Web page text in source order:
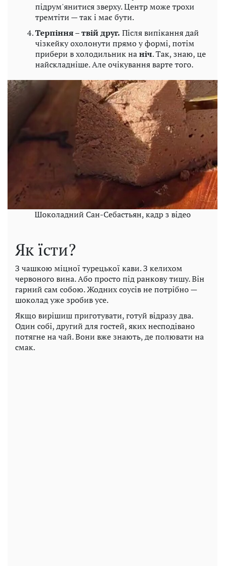
підрум'янитися зверху. Центр може трохи
тремтіти — так і має бути.
Терпіння – твій друг. Після випікання дай
чізкейку охолонути прямо у формі, потім
прибери в холодильник наніч. Так, знаю, це
найскладніше. Але очікування варте того.
Шоколадний Сан-Себастьян, кадр з відео
Як їсти?
З чашкою міцної турецької кави. З келихом
червоного вина. Або просто під ранкову тишу. Він
гарний сам собою. Жодних соусів не потрібно —
шоколад уже зробив усе.
Якщо вирішиш приготувати, готуй відразу два.
Один собі, другий для гостей, яких несподівано
потягне на чай. Вони вже знають, де полювати на
смак.